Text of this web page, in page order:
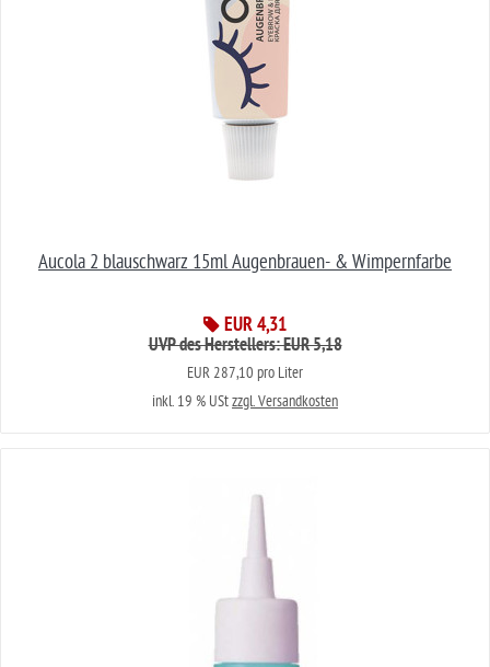
Aucola 2 blauschwarz 15ml Augenbrauen- & Wimpernfarbe
EUR 4,31
UVP des Herstellers: EUR 5,18
EUR 287,10 pro Liter
inkl. 19 % UStzzgl. Versandkosten